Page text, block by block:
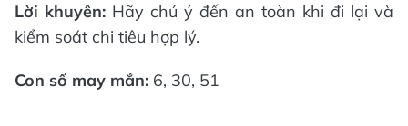
Lời khuyên: Hãy chú ý đến an toàn khi đi lại và
kiểm soát chi tiêu hợp lý.
Con số may mắn: 6, 30, 51